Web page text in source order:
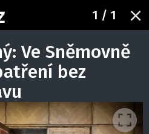
1 / 1
Ve Sněmovně
bez